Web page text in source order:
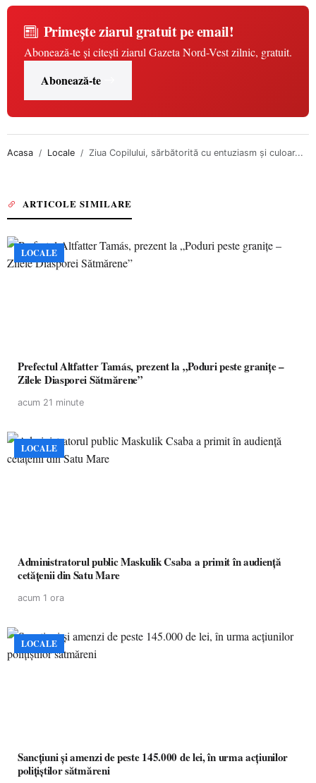
Primește ziarul gratuit pe email!
Abonează-te și citești ziarul Gazeta Nord-Vest zilnic, gratuit.
Abonează-te
Acasa Locale Ziua Copilului, sărbătorită cu entuziasm și culoar...
ARTICOLE SIMILARE
LOCALE
Prefectul Altfatter Tamás, prezent la „Poduri peste granițe –
Zilele Diasporei Sătmărene”
acum 21 minute
LOCALE
Administratorul public Maskulik Csaba a primit în audiență
cetățenii din Satu Mare
acum 1 ora
LOCALE
Sancțiuni și amenzi de peste 145.000 de lei, în urma acțiunilor
polițiștilor sătmăreni